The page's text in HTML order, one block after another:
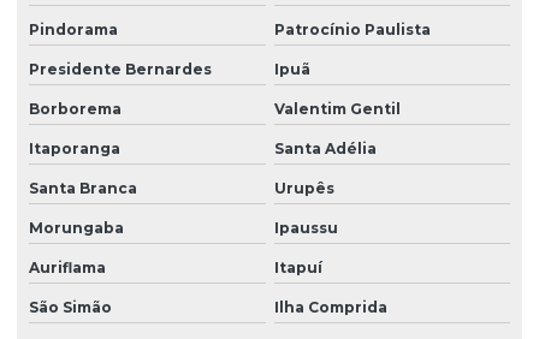
Pindorama Patrocínio Paulista
Presidente Bernardes Ipuã
Borborema Valentim Gentil
Itaporanga Santa Adélia
Santa Branca Urupês
Morungaba Ipaussu
Auriflama Itapuí
São Simão Ilha Comprida